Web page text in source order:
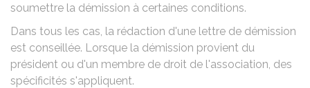
soumettre la démission à certaines conditions.
Dans tous les cas, la rédaction d'une lettre de démission
est conseillée. Lorsque la démission provient du
président ou d'un membre de droit de l'association, des
spécificités s'appliquent.